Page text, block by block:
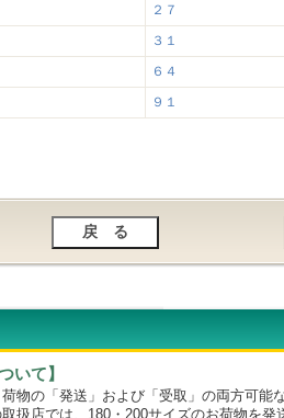
２７
３１
６４
９１
いて】
物の「発送」および「受取」の両方可能
店では、180・200サイズのお荷物を発